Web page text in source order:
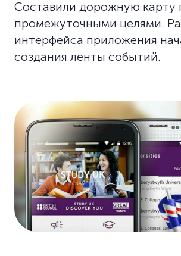
Составили дорожную карту
промежуточными целями.
интерфейса приложения
создания ленты событий.